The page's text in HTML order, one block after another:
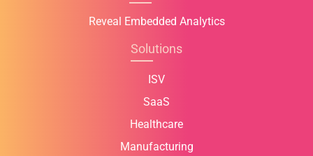
Reveal Embedded Analytics
Solutions
ISV
SaaS
Healthcare
Manufacturing